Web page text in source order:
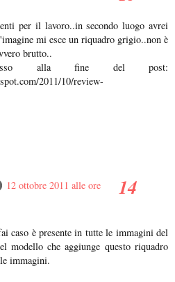
per il lavoro..in secondo luogo avrei
mi esce un riquadro grigio..non è
brutto..
alla fine del post:
2011/10/review-
12 ottobre 2011 alle ore
caso è presente in tutte le immagini del
modello che aggiunge questo riquadro
immagini.